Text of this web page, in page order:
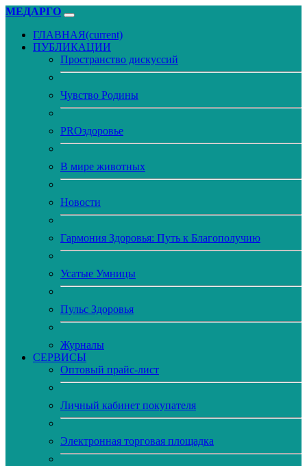
МЕДАРГО
ГЛАВНАЯ(current)
ПУБЛИКАЦИИ
Пространство дискуссий
Чувство Родины
PROздоровье
В мире животных
Новости
Гармония Здоровья: Путь к Благополучию
Усатые Умницы
Пульс Здоровья
Журналы
CЕРВИСЫ
Оптовый прайс-лист
Личный кабинет покупателя
Электронная торговая площадка